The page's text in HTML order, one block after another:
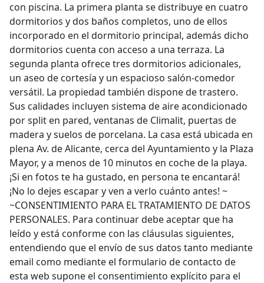
con piscina. La primera planta se distribuye en cuatro
dormitorios y dos baños completos, uno de ellos
incorporado en el dormitorio principal, además dicho
dormitorios cuenta con acceso a una terraza. La
segunda planta ofrece tres dormitorios adicionales,
un aseo de cortesía y un espacioso salón-comedor
versátil. La propiedad también dispone de trastero.
Sus calidades incluyen sistema de aire acondicionado
por split en pared, ventanas de Climalit, puertas de
madera y suelos de porcelana. La casa está ubicada en
plena Av. de Alicante, cerca del Ayuntamiento y la Plaza
Mayor, y a menos de 10 minutos en coche de la playa.
¡Si en fotos te ha gustado, en persona te encantará!
¡No lo dejes escapar y ven a verlo cuánto antes! ~
~CONSENTIMIENTO PARA EL TRATAMIENTO DE DATOS
PERSONALES. Para continuar debe aceptar que ha
leído y está conforme con las cláusulas siguientes,
entendiendo que el envío de sus datos tanto mediante
email como mediante el formulario de contacto de
esta web supone el consentimiento explícito para el